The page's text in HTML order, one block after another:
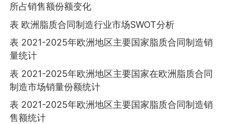
所占销售额份额变化
表 欧洲脂质合同制造行业市场SWOT分析
表 2021-2025年欧洲地区主要国家脂质合同制造销
量统计
表 2021-2025年欧洲地区主要国家在欧洲脂质合同
制造市场销量份额统计
表 2021-2025年欧洲地区主要国家脂质合同制造销
售额统计